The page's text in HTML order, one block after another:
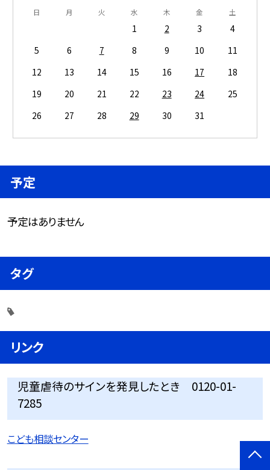
日 月 火 水 木 金 土
1 2 3
4
5
6 7 8 9 10
11
12
13 14 15 16 17
18
19
20 21 22 23 24
25
26
27 28 29 30 31
予定
予定はありません
タグ
リンク
児童虐待のサインを発見したとき 0120-01-
7285
こども相談センター